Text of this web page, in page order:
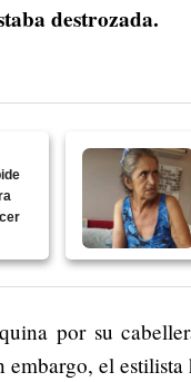
destrozada.
por su
embargo, el